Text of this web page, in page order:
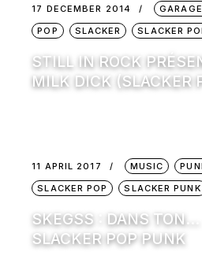
17 DECEMBER 2014
POP
SLACKER SLACKER
STILL IN ROCK
MILK DICK (SLACKER
11 APRIL 2017 MUSIC
SLACKER POP
SLACKER PUNK
SKEGSS : DANS TON…
SLACKER POP PUNK